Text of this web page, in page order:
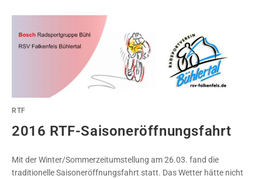
RTF
2016 RTF-Saisoneröffnungsfahrt
Mit der Winter/Sommerzeitumstellung am 26.03. fand die
traditionelle Saisoneröffnungsfahrt statt. Das Wetter hätte nicht